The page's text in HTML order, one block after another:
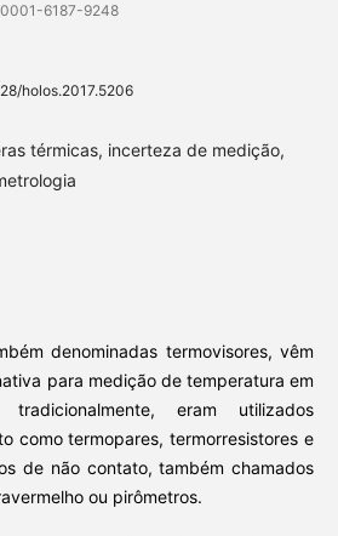
6187-9248
holos.2017.5206
térmicas, incerteza de medição,
denominadas termovisores, vêm
para medição de temperatura em
eram utilizados
como termopares, termorresistores e
de não contato, também chamados
ou pirômetros.